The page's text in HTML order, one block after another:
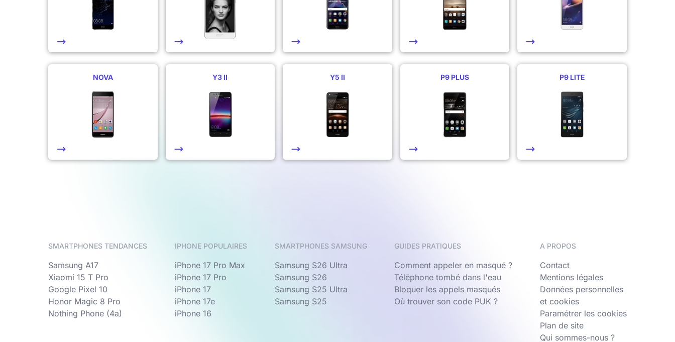
NOVA Y3 II Y5 II P9 PLUS P9 LITE
SMARTPHONES TENDANCES
Samsung A17
Xiaomi 15 T Pro
Google Pixel 10
Honor Magic 8 Pro
Nothing Phone (4a)
IPHONE POPULAIRES
iPhone 17 Pro Max
iPhone 17 Pro
iPhone 17
iPhone 17e
iPhone 16
SMARTPHONES SAMSUNG
Samsung S26 Ultra
Samsung S26
Samsung S25 Ultra
Samsung S25
GUIDES PRATIQUES
Comment appeler en masqué ?
Téléphone tombé dans l'eau
Bloquer les appels masqués
Où trouver son code PUK ?
A PROPOS
Contact
Mentions légales
Données personnelles
et cookies
Paramétrer les cookies
Plan de site
Qui sommes-nous ?